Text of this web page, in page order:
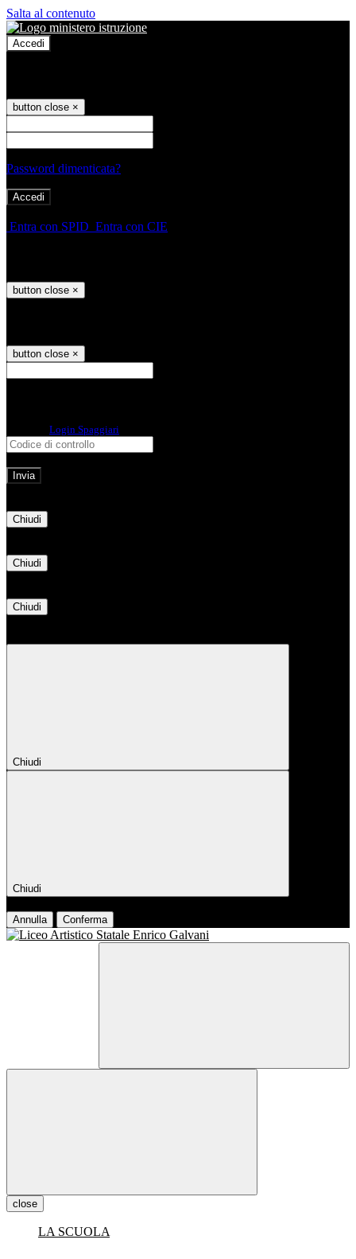
Salta al contenuto
Accedi
button close ×
Password dimenticata?
Entra con SPID Entra con CIE
button close ×
button close ×
Login Spaggiari
Chiudi
Chiudi
Chiudi
Chiudi
Chiudi
Annulla Conferma
close
LA SCUOLA